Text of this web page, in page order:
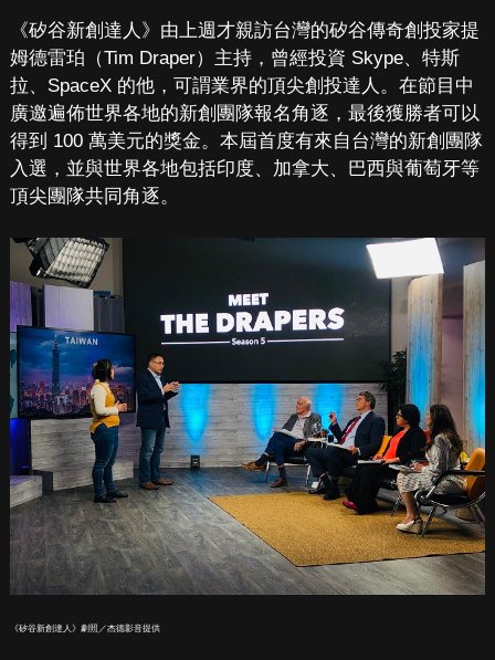
《矽谷新創達人》由上週才親訪台灣的矽谷傳奇創投家提
姆德雷珀（Tim Draper）主持，曾經投資 Skype、特斯
拉、SpaceX 的他，可謂業界的頂尖創投達人。在節目中
廣邀遍佈世界各地的新創團隊報名角逐，最後獲勝者可以
得到 100 萬美元的獎金。本屆首度有來自台灣的新創團隊
入選，並與世界各地包括印度、加拿大、巴西與葡萄牙等
頂尖團隊共同角逐。
《矽谷新創達人》劇照／杰德影音提供